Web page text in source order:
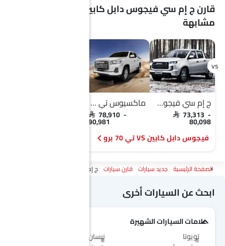
قارن ج إم سي فيجوس دابل كابين مع سيارات
مشابهة
ج إم سي فيجوس دابل كابين
SAR 73,313 -
80,098
ماكسيوس تي 70 برو
SAR 78,910 -
90,981
فيجوس دابل كابين VS تي 70 برو
الصفحة الرئيسية جديد سيارات قارن سيارات ج إم سي فيجوس Vs ج إم سي فيجوس دابل كابين
ابحث عن السيارات أخرى
علامات السيارات الشهيرة
تويوتا
نيسان